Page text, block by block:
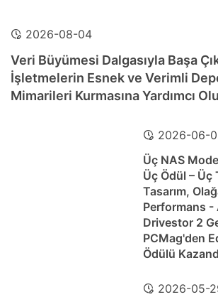
2026-08-04
Veri Büyümesi Dalgasıyla Başa
İşletmelerin Esnek ve Verimli
Mimarileri Kurmasına Yardımcı
2026-06-
Üç NAS
Üç Ödül –
Tasarım,
Performans -
Drivestor 2
PCMag'den
Ödülü
2026-05-